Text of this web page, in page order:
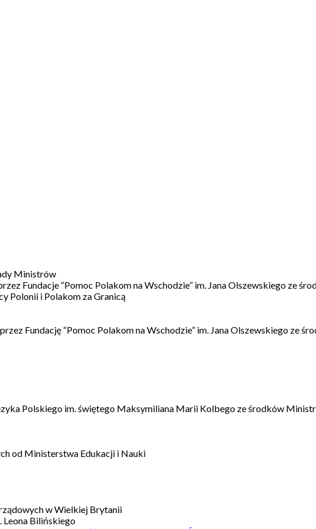
Ministrów
Fundacje “Pomoc Polakom na Wschodzie” im. Jana Olszewskiego ze
Polonii i Polakom za Granicą
Fundację “Pomoc Polakom na Wschodzie” im. Jana Olszewskiego ze
Polskiego im. świętego Maksymiliana Marii Kolbego ze środków
od Ministerstwa Edukacji i Nauki
w Wielkiej Brytanii
Leona Bilińskiego